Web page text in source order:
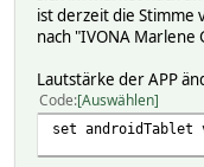
ist derzeit die Stimme
nach "IVONA Marlene
Lautstärke der APP
Code Auswählen
set androidTablet